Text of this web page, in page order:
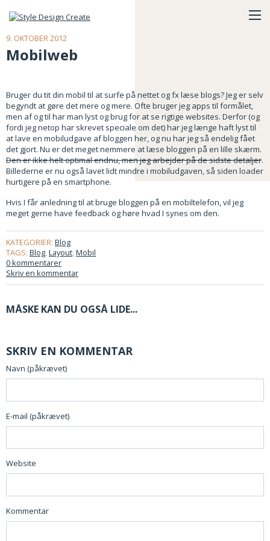
9. OKTOBER 2012
Mobilweb
Bruger du tit din mobil til at surfe på nettet og fx læse blogs? Jeg er selv
begyndt at gøre det mere og mere. Ofte bruger jeg apps til formålet,
men af og til har man lyst og brug for at se rigtige websites. Derfor (og
fordi jeg netop har skrevet speciale om det) har jeg længe haft lyst til
at lave en mobiludgave af bloggen her, og nu har jeg så endelig fået
det gjort. Nu er det meget nemmere at læse bloggen på en lille skærm.
Den er ikke helt optimal endnu, men jeg arbejder på de sidste detaljer.
Billederne er nu også lavet lidt mindre i mobiludgaven, så siden loader
hurtigere på en smartphone.
Hvis I får anledning til at bruge bloggen på en mobiltelefon, vil jeg
meget gerne have feedback og høre hvad I synes om den.
KATEGORIER: Blog
TAGS: Blog,Layout,Mobil
0 kommentarer
Skriv en kommentar
MÅSKE KAN DU OGSÅ LIDE...
SKRIV EN KOMMENTAR
Navn (påkrævet)
E-mail (påkrævet)
Website
Kommentar